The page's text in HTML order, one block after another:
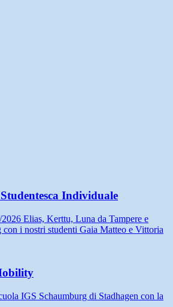
Individuale
Elias, Kerttu, Luna da Tampere e
i nostri studenti Gaia Matteo e Vittoria
IGS Schaumburg di Stadhagen con la